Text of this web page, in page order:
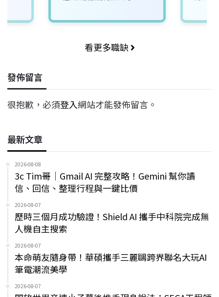
看更多職缺
發佈留言
很抱歉，必須登入網站才能發佈留言。
最新文章
2026-08-08
3c Tim哥｜Gmail AI 完整攻略！Gemini 幫你讀
信、回信、整理行程與一鍵比價
2026-08-07
歷時三個月成功驗證！Shield AI 攜手中科院完成無
人機自主搜索
2026-08-07
本命萌友隨身帶！華碩攜手三麗鷗跨界聯名大玩AI
筆電潮流美學
2026-08-07